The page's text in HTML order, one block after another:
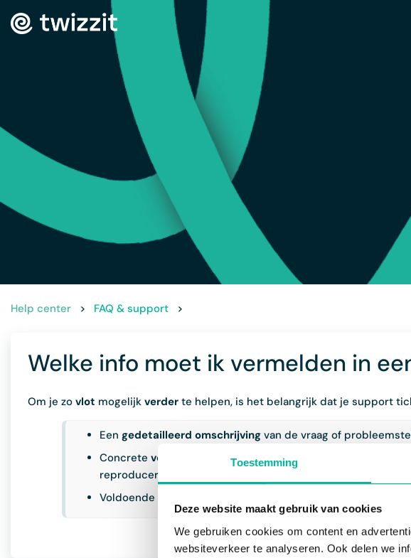
Toestemming
Deze website maakt gebruik van cookies
We gebruiken cookies om content en
websiteverkeer te analyseren. Ook delen we
Help center > FAQ & support >
Welke info moet ik vermelden in
Om je zo vlot mogelijk verder te helpen, is het belangrijk dat je support
Een gedetailleerd omschrijving van de vraag of
Concrete voorbeelden (vb. naam van het contact, activiteit,
reproduceren.
Voldoende